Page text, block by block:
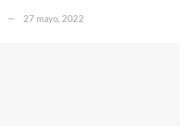
27 mayo, 2022